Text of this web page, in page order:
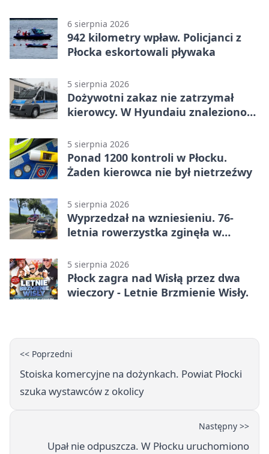
6 sierpnia 2026
942 kilometry wpław. Policjanci z
Płocka eskortowali pływaka
5 sierpnia 2026
Dożywotni zakaz nie zatrzymał
kierowcy. W Hyundaiu znaleziono
5 sierpnia 2026
Ponad 1200 kontroli w Płocku.
Żaden kierowca nie był nietrzeźwy
5 sierpnia 2026
Wyprzedzał na wzniesieniu. 76-
letnia rowerzystka zginęła w
5 sierpnia 2026
Płock zagra nad Wisłą przez dwa
wieczory - Letnie Brzmienie Wisły.
<< Poprzedni
Stoiska komercyjne na dożynkach. Powiat Płocki
szuka wystawców z okolicy
Następny >>
Upał nie odpuszcza. W Płocku uruchomiono